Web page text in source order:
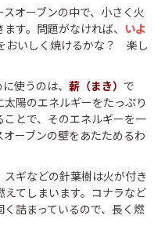
オーブンの中で、小さく火
す。問題がなければ、 いよ
おいしく焼けるかな？ 楽し
使うのは、 薪（まき） で
陽のエネルギーをたっぷり
とで、そのエネルギーを一
ーブンの壁をあたためるわ
ギなどの針葉樹は火が付き
てしまいます。コナラなど
詰まっているので、長く燃